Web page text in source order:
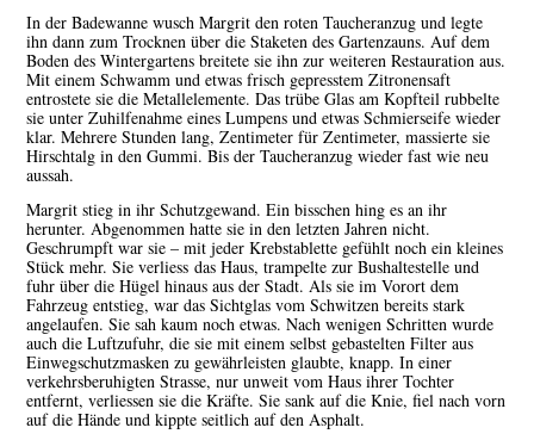
In der Badewanne wusch Margrit den roten Taucheranzug und legte
ihn dann zum Trocknen über die Staketen des Gartenzauns. Auf dem
Boden des Wintergartens breitete sie ihn zur weiteren Restauration aus.
Mit einem Schwamm und etwas frisch gepresstem Zitronensaft
entrostete sie die Metallelemente. Das trübe Glas am Kopfteil rubbelte
sie unter Zuhilfenahme eines Lumpens und etwas Schmierseife wieder
klar. Mehrere Stunden lang, Zentimeter für Zentimeter, massierte sie
Hirschtalg in den Gummi. Bis der Taucheranzug wieder fast wie neu
aussah.
Margrit stieg in ihr Schutzgewand. Ein bisschen hing es an ihr
herunter. Abgenommen hatte sie in den letzten Jahren nicht.
Geschrumpft war sie – mit jeder Krebstablette gefühlt noch ein kleines
Stück mehr. Sie verliess das Haus, trampelte zur Bushaltestelle und
fuhr über die Hügel hinaus aus der Stadt. Als sie im Vorort dem
Fahrzeug entstieg, war das Sichtglas vom Schwitzen bereits stark
angelaufen. Sie sah kaum noch etwas. Nach wenigen Schritten wurde
auch die Luftzufuhr, die sie mit einem selbst gebastelten Filter aus
Einwegschutzmasken zu gewährleisten glaubte, knapp. In einer
verkehrsberuhigten Strasse, nur unweit vom Haus ihrer Tochter
entfernt, verliessen sie die Kräfte. Sie sank auf die Knie, fiel nach vorn
auf die Hände und kippte seitlich auf den Asphalt.